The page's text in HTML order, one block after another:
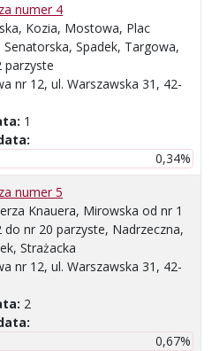
numer 4
Kozia, Mostowa, Plac
Spadek, Targowa,
parzyste
nr 12, ul. Warszawska 31, 42-
1
0,34%
numer 5
Knauera, Mirowska od nr 1
nr 20 parzyste, Nadrzeczna,
Strażacka
nr 12, ul. Warszawska 31, 42-
2
0,67%